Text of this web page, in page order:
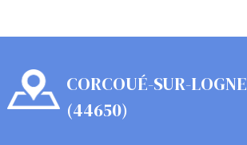
CORCOUÉ-SUR-LOGNE
(44650)